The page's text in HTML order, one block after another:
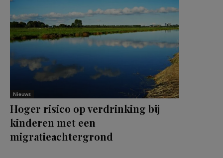
Nieuws
Hoger risico op verdrinking bij
kinderen met een
migratieachtergrond